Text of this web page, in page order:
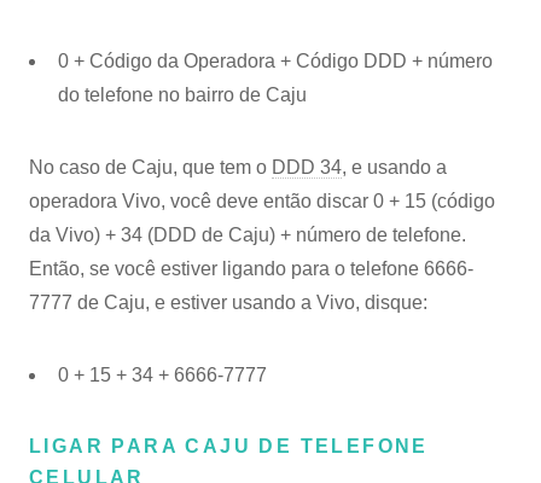
0 + Código da Operadora + Código DDD + número
do telefone no bairro de Caju
No caso de Caju, que tem o DDD 34, e usando a
operadora Vivo, você deve então discar 0 + 15 (código
da Vivo) + 34 (DDD de Caju) + número de telefone.
Então, se você estiver ligando para o telefone 6666-
7777 de Caju, e estiver usando a Vivo, disque:
0 + 15 + 34 + 6666-7777
LIGAR PARA CAJU DE TELEFONE
CELULAR